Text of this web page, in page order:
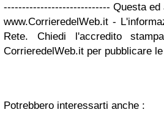
----------------------------- Questa ed
www.CorrieredelWeb.it -
Rete. Chiedi l'accredito
CorrieredelWeb.it per pubblicare
Potrebbero interessarti anche :